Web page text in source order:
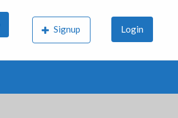
Signup Login